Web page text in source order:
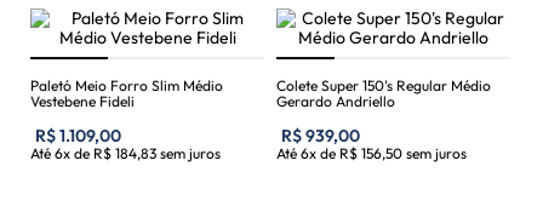
Paletó Meio Forro Slim Médio
Vestebene Fideli
R$1.109,00
Até 6x de R$ 184,83 sem juros
Colete Super 150's Regular Médio
Gerardo Andriello
R$939,00
Até 6x de R$ 156,50 sem juros